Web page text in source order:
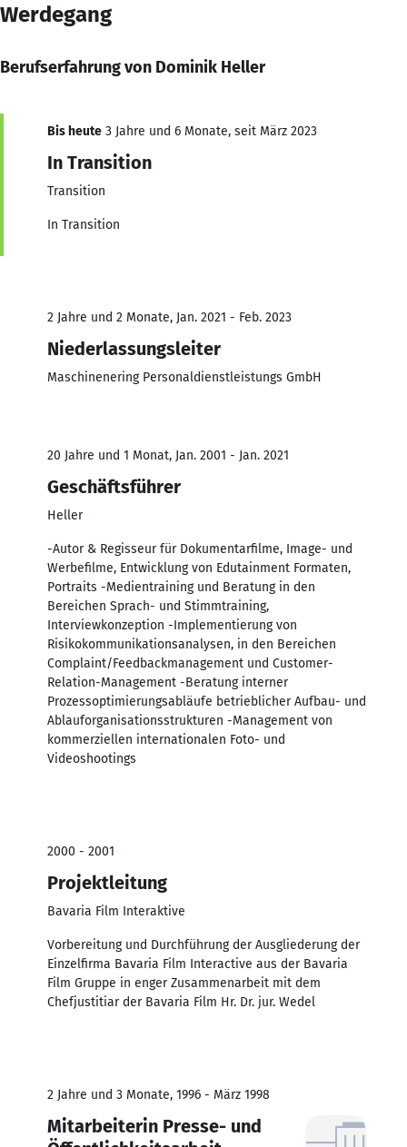
Werdegang
Berufserfahrung von Dominik Heller
Bis heute 3 Jahre und 6 Monate, seit März 2023
In Transition
Transition
In Transition
2 Jahre und 2 Monate, Jan. 2021 - Feb. 2023
Niederlassungsleiter
Maschinenering Personaldienstleistungs GmbH
20 Jahre und 1 Monat, Jan. 2001 - Jan. 2021
Geschäftsführer
Heller
-Autor & Regisseur für Dokumentarfilme, Image- und
Werbefilme, Entwicklung von Edutainment Formaten,
Portraits -Medientraining und Beratung in den
Bereichen Sprach- und Stimmtraining,
Interviewkonzeption -Implementierung von
Risikokommunikationsanalysen, in den Bereichen
Complaint/Feedbackmanagement und Customer-
Relation-Management -Beratung interner
Prozessoptimierungsabläufe betrieblicher Aufbau- und
Ablauforganisationsstrukturen -Management von
kommerziellen internationalen Foto- und
Videoshootings
2000 - 2001
Projektleitung
Bavaria Film Interaktive
Vorbereitung und Durchführung der Ausgliederung der
Einzelfirma Bavaria Film Interactive aus der Bavaria
Film Gruppe in enger Zusammenarbeit mit dem
Chefjustitiar der Bavaria Film Hr. Dr. jur. Wedel
2 Jahre und 3 Monate, 1996 - März 1998
Mitarbeiterin Presse- und